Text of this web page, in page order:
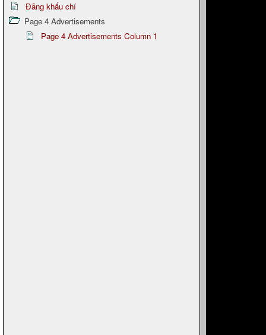
Đãng khấu chí
Page 4 Advertisements
Page 4 Advertisements Column 1